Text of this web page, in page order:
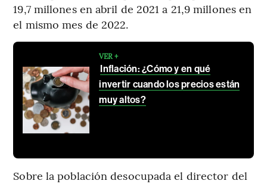
19,7 millones en abril de 2021 a 21,9 millones en
el mismo mes de 2022.
VER +
Inflación: ¿Cómo y en qué
invertir cuando los precios están
muy altos?
Sobre la población desocupada el director del